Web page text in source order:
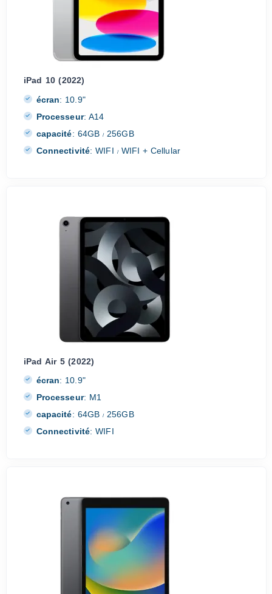
iPad 10 (2022)
écran: 10.9"
Processeur: A14
capacité: 64GB/ 256GB
Connectivité: WIFI /WIFI + Cellular
iPad Air 5 (2022)
écran: 10.9"
Processeur: M1
capacité: 64GB/ 256GB
Connectivité: WIFI